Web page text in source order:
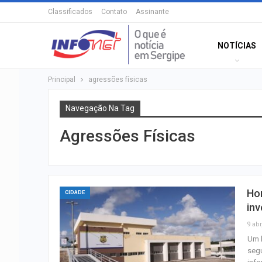
Classificados Contato Assinante
NOTÍCIAS
Principal agressões físicas
Navegação Na Tag
Agressões Físicas
CIDADE
9
Um